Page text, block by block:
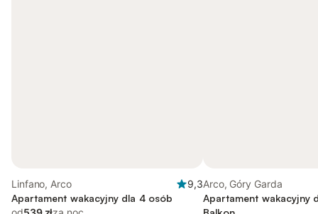
Linfano, Arco
9,3
Apartament wakacyjny dla 4 osób
Arco, Góry Garda
Apartament wakacyjny